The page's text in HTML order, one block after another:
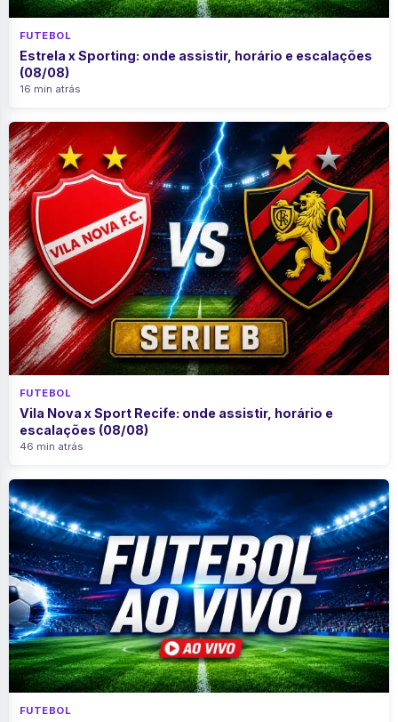
FUTEBOL
Estrela x Sporting: onde assistir, horário e escalações
(08/08)
16 min atrás
FUTEBOL
Vila Nova x Sport Recife: onde assistir, horário e
escalações (08/08)
46 min atrás
FUTEBOL